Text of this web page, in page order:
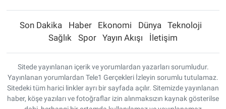
Son Dakika Haber Ekonomi Dünya
Teknoloji
Sağlık
Spor Yayın Akışı İletişim
Sitede yayınlanan içerik ve yorumlardan yazarları sorumludur.
Yayınlanan yorumlardan Tele1 Gerçekleri İzleyin sorumlu tutulamaz.
Sitedeki tüm harici linkler ayrı bir sayfada açılır. Sitemizde yayınlanan
haber, köşe yazıları ve fotoğraflar izin alınmaksızın kaynak gösterilse